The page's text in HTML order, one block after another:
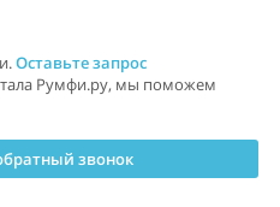
Оставьте запрос
Румфи.ру, мы поможем
звонок